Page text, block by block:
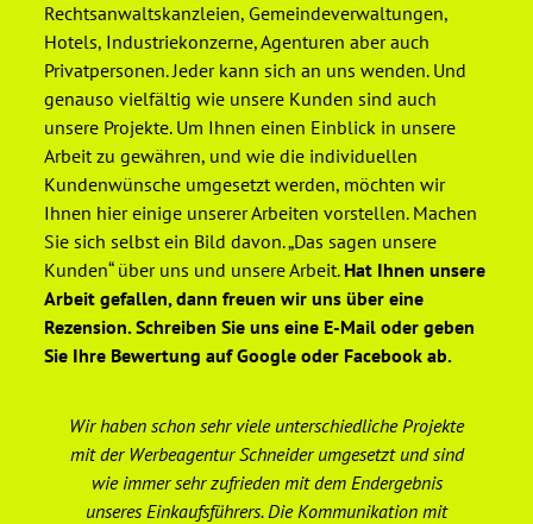
Rechtsanwaltskanzleien, Gemeindeverwaltungen,
Hotels, Industriekonzerne, Agenturen aber auch
Privatpersonen. Jeder kann sich an uns wenden. Und
genauso vielfältig wie unsere Kunden sind auch
unsere Projekte. Um Ihnen einen Einblick in unsere
Arbeit zu gewähren, und wie die individuellen
Kundenwünsche umgesetzt werden, möchten wir
Ihnen hier einige unserer Arbeiten vorstellen. Machen
Sie sich selbst ein Bild davon. „Das sagen unsere
Kunden“ über uns und unsere Arbeit. Hat Ihnen unsere
Arbeit gefallen, dann freuen wir uns über eine
Rezension. Schreiben Sie uns eine E-Mail oder geben
Sie Ihre Bewertung auf Google oder Facebook ab.
Wir haben schon sehr viele unterschiedliche Projekte
mit der Werbeagentur Schneider umgesetzt und sind
wie immer sehr zufrieden mit dem Endergebnis
unseres Einkaufsführers. Die Kommunikation mit